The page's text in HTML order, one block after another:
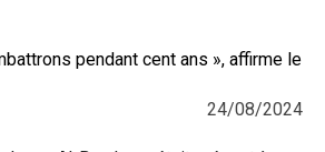
24/08/2024